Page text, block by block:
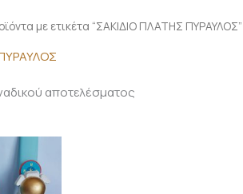
με ετικέτα “ΣΑΚΙΔΙΟ ΠΛΑΤΗΣ ΠΥΡΑΥΛΟΣ”
αποτελέσματος